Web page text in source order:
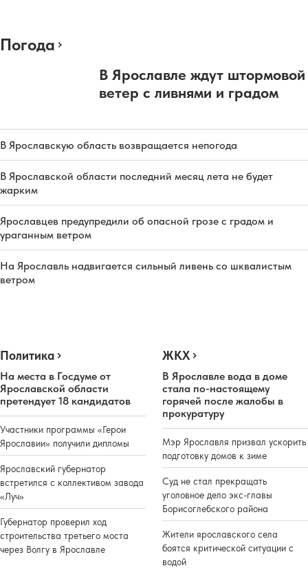
Погода
В Ярославле ждут штормовой
ветер с ливнями и градом
В Ярославскую область возвращается непогода
В Ярославской области последний месяц лета не будет
жарким
Ярославцев предупредили об опасной грозе с градом и
ураганным ветром
На Ярославль надвигается сильный ливень со шквалистым
ветром
Политика
На места в Госдуме от
Ярославской области
претендует 18 кандидатов
Участники программы «Герои
Ярославии» получили дипломы
Ярославский губернатор
встретился с коллективом завода
«Луч»
Губернатор проверил ход
строительства третьего моста
через Волгу в Ярославле
ЖКХ
В Ярославле вода в доме
стала по-настоящему
горячей после жалобы в
прокуратуру
Мэр Ярославля призвал ускорить
подготовку домов к зиме
Суд не стал прекращать
уголовное дело экс-главы
Борисоглебского района
Жители ярославского села
боятся критической ситуации с
водой